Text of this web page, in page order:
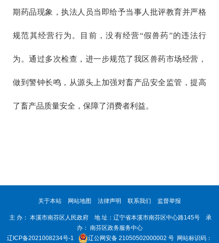
期药品现象，执法人员当即给予当事人批评教育并严格
规范其经营行为。目前，没有经营“假兽药”的违法行
为。通过多次检查，进一步规范了我区兽药市场经营，
做到警钟长鸣，从源头上加强对畜产品安全监管，提高
了畜产品质量安全，保障了消费者利益。
关于本站 网站地图 法律声明 联系我们 监督举报
主 办： 本溪市南芬区人民政府 地 址：辽宁省本溪市南芬区中心路145号 承
办： 南芬区政务服务中心
辽ICP备2021008234号-1
辽公网安备 21050502000002 号 网站标识码：